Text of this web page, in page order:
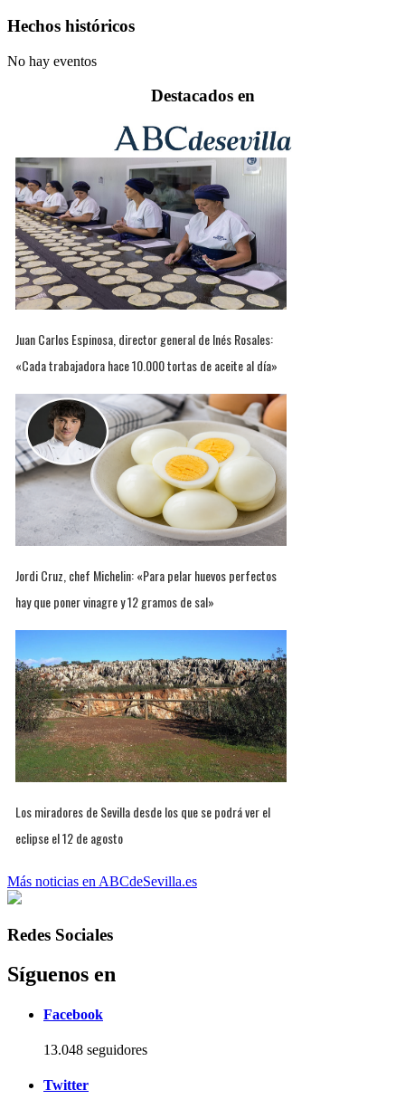
Hechos históricos
No hay eventos
Destacados en
Juan Carlos Espinosa, director general de Inés Rosales:
«Cada trabajadora hace 10.000 tortas de aceite al día»
Jordi Cruz, chef Michelin: «Para pelar huevos perfectos
hay que poner vinagre y 12 gramos de sal»
Los miradores de Sevilla desde los que se podrá ver el
eclipse el 12 de agosto
Más noticias en ABCdeSevilla.es
Redes Sociales
Síguenos en
Facebook
13.048 seguidores
Twitter